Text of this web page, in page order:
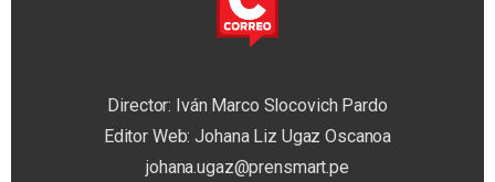
Director: Iván Marco Slocovich Pardo
Editor Web: Johana Liz Ugaz Oscanoa
johana.ugaz@prensmart.pe